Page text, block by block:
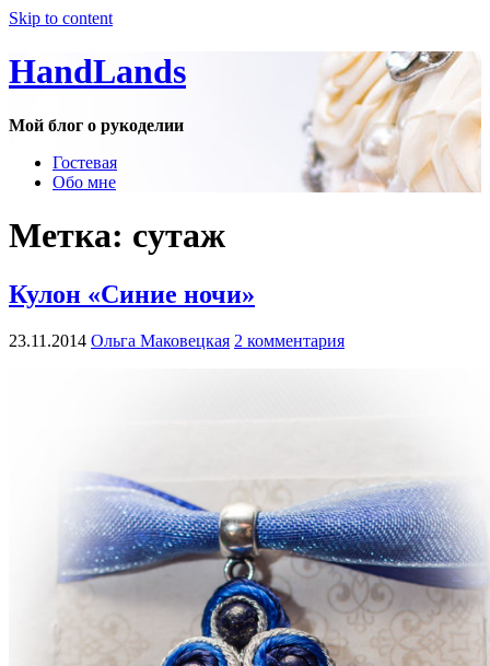
Skip to content
HandLands
Мой блог о рукоделии
Гостевая
Обо мне
Метка: сутаж
Кулон «Синие ночи»
23.11.2014 Ольга Маковецкая 2 комментария